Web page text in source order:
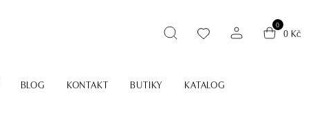
0
0 Kč
BLOG KONTAKT BUTIKY KATALOG